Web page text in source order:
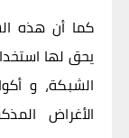
كما أن هذه
يحق لها
الشبكة، و
الأغراض